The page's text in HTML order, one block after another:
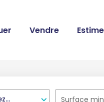
Vendre
Surface min